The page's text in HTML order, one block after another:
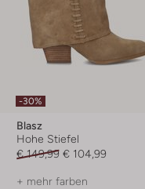
-30%
Blasz
Hohe Stiefel
€ 149,99 € 104,99
+ mehr farben